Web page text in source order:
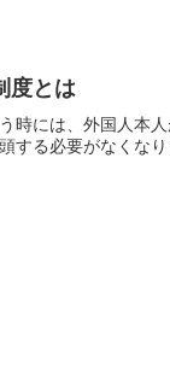
度とは
時には、外国人本
する必要がなくな